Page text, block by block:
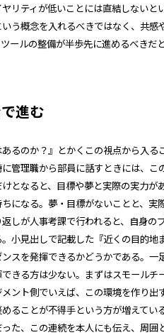
リティが低いことには直結しない
う概念を入れるべきではなく、共
ールの整備が半歩先に進めるべきだ
進む
るのか？』とかくこの視点から入る
管理職から部員に話すときには、こ
となると、目標や夢と実際の実力が
になる。夢・目標がないことと、実
しが人事考課で行われると、自身の
小見出しで記載した『近くの目的地
スを発揮できるかどうかである。一
きる方は少ない。まずはスモールチ
ント側でいえば、この環境を作り出
ることが不得手という方が増えて
た、この連続を本人にも伝え、周